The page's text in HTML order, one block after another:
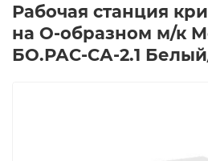
Рабочая станция
на О-образном м/к
БО.РАС-СА-2.1